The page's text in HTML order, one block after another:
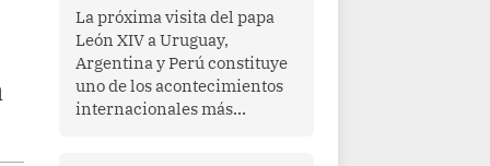
La próxima visita del papa
León XIV a Uruguay,
Argentina y Perú constituye
uno de los acontecimientos
internacionales más